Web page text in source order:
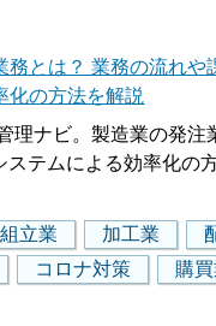
務とは？ 業務の流れや
化の方法を解説
理ナビ。製造業の発注
ステムによる効率化の
組立業 加工業
コロナ対策
購